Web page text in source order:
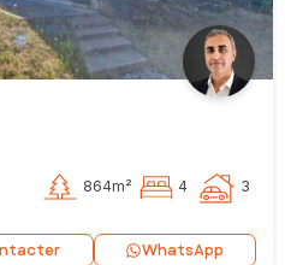
864m² 4 3
WhatsApp